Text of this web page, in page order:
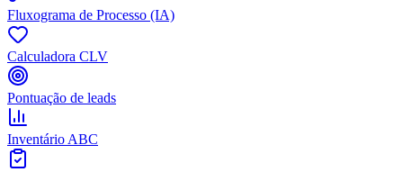
Fluxograma de Processo (IA)
Calculadora CLV
Pontuação de leads
Inventário ABC